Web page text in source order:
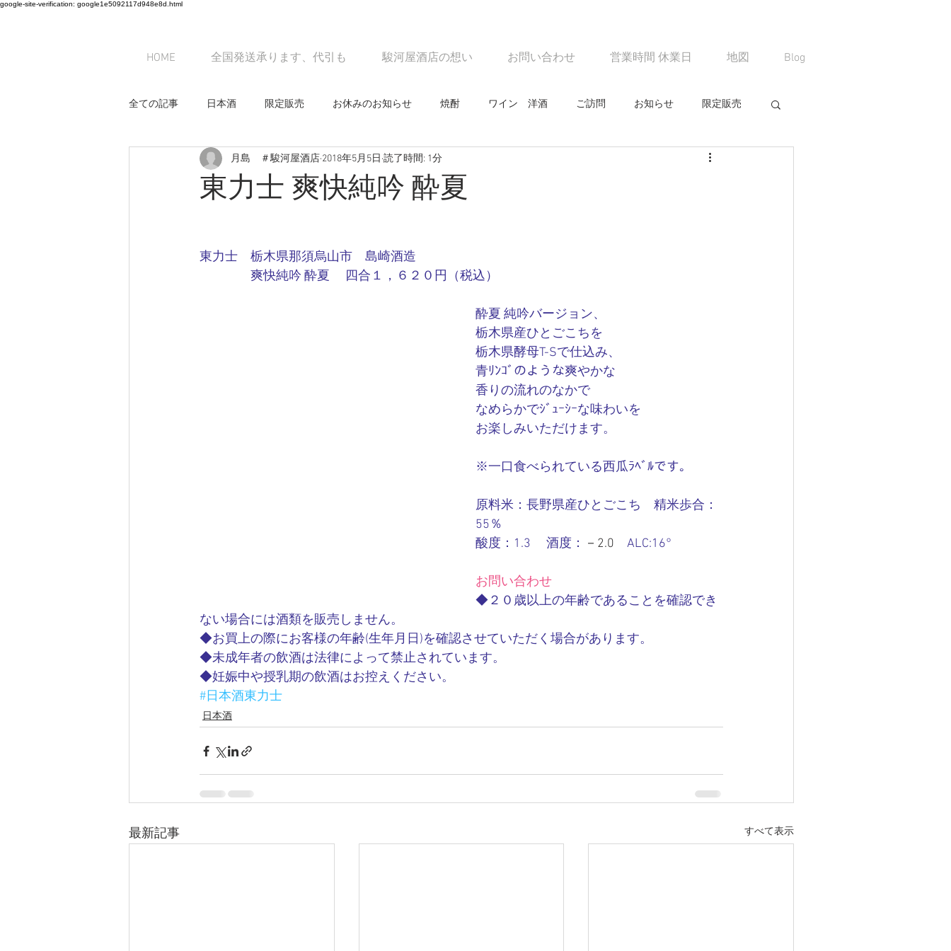
google-site-verification: google1e5092117d948e8d.html
HOME 全国発送承ります、代引も 駿河屋酒店の想い お問い合わせ 営業時間 休業日 地図 Blog
全ての記事 日本酒 限定販売 お休みのお知らせ 焼酎 ワイン 洋酒 ご訪問 お知らせ 限定販売
お休みのお知らせ 日本酒 焼酎 ワイン 洋酒 コミュニティ
東力士 爽快純吟 酔夏
月島 ＃駿河屋酒店 2018年5月5日 読了時間: 1分
東力士　栃木県那須烏山市　島崎酒造
爽快純吟 酔夏 　四合１，６２０円（税込）
酔夏 純吟バージョン、
栃木県産ひとごこちを
栃木県酵母T-Sで仕込み、
青ﾘﾝｺﾞのような爽やかな
香りの流れのなかで
なめらかでｼﾞｭｰｼｰな味わいを
お楽しみいただけます。
※一口食べられている西瓜ﾗﾍﾞﾙです。
原料米：長野県産ひとごこち　精米歩合：
55％
酸度：1.3　 酒度：
－2.0 ALC:16°
お問い合わせ
◆２０歳以上の年齢であることを確認でき
ない場合には酒類を販売しません。
◆お買上の際にお客様の年齢(生年月日)を確認させていただく場合があります。
◆未成年者の飲酒は法律によって禁止されています。
◆妊娠中や授乳期の飲酒はお控えください。
#日本酒東力士
日本酒
最新記事 すべて表示